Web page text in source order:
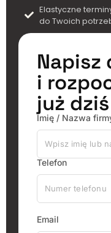
Elastyczne
do Twoich
Napisz
i
już dziś
Imię / Nazwa
Telefon
Email